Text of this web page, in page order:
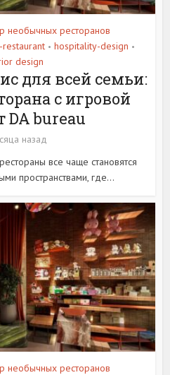
необычных ресторанов
• hospitality-design •
design
для всей семьи:
с игровой
DA bureau
назад
все чаще становятся
пространствами, где...
необычных ресторанов